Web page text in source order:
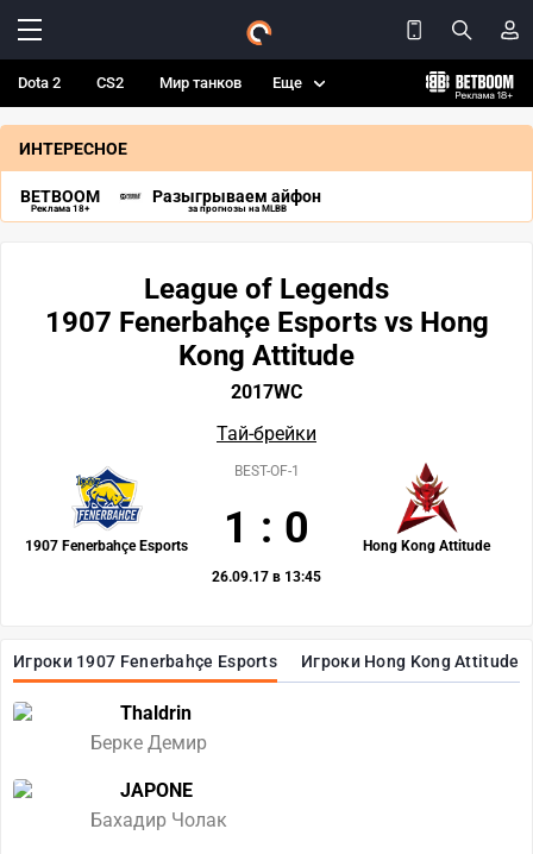
Dota 2 CS2 Мир танков Еще
ИНТЕРЕСНОЕ
BETBOOM
Реклама 18+
Разыгрываем айфон
за прогнозы на MLBB
Игроки 1907 Fenerbahçe Esports Игроки Hong Kong Attitude
Thaldrin
Берке Демир
JAPONE
Бахадир Чолак
League of Legends
1907 Fenerbahçe Esports vs Hong
Kong Attitude
2017WC
Тай-брейки
1907 Fenerbahçe Esports Hong Kong Attitude
BEST-OF-1
1 : 0
26.09.17 в 13:45